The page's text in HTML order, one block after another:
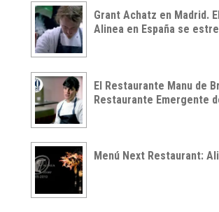
Grant Achatz en Madrid.
Alinea en España se
El Restaurante Manu de
Restaurante Emergente
Menú Next Restaurant: